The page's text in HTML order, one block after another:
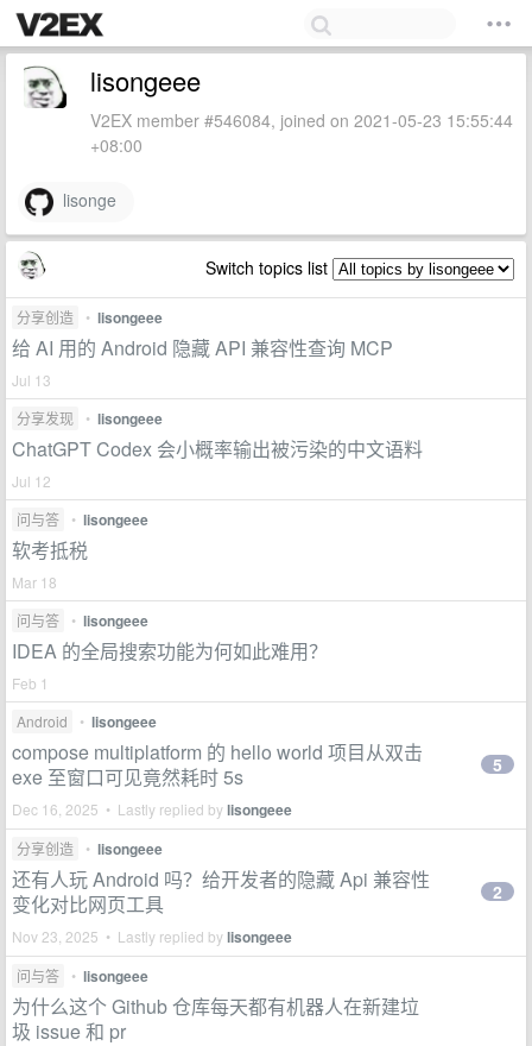
lisongeee
V2EX member #546084, joined on 2021-05-23 15:55:44
+08:00
lisonge
Switch topics list
分享创造 • lisongeee
给 AI 用的 Android 隐藏 API 兼容性查询 MCP
Jul 13
分享发现
• lisongeee
ChatGPT Codex 会小概率输出被污染的中文语料
Jul 12
问与答
• lisongeee
软考抵税
Mar 18
问与答
• lisongeee
IDEA 的全局搜索功能为何如此难用？
Feb 1
Android
• lisongeee
compose multiplatform 的 hello world 项目从双击
exe 至窗口可见竟然耗时 5s
Dec 16, 2025 • Lastly replied bylisongeee
5
分享创造 • lisongeee
还有人玩 Android 吗？给开发者的隐藏 Api 兼容性
变化对比网页工具
Nov 23, 2025 • Lastly replied bylisongeee
2
问与答 • lisongeee
为什么这个 Github 仓库每天都有机器人在新建垃
圾 issue 和 pr